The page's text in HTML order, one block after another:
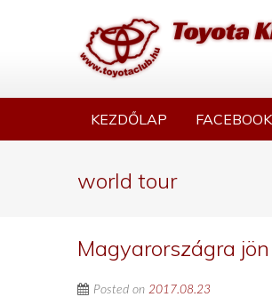
KEZDŐLAP
world tour
Magyarországra
Posted on 2017.08.23